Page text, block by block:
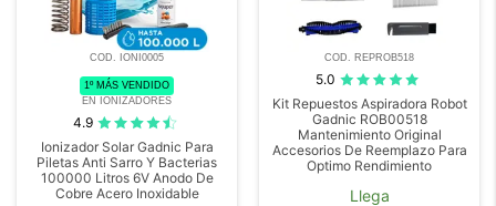
COD. IONI0005
1º MÁS VENDIDO
EN IONIZADORES
4.9
Ionizador Solar Gadnic Para
Piletas Anti Sarro Y Bacterias
100000 Litros 6V Anodo De
Cobre Acero Inoxidable
COD. REPROB518
5.0
Kit Repuestos Aspiradora Robot
Gadnic ROB00518
Mantenimiento Original
Accesorios De Reemplazo Para
Optimo Rendimiento
Llega